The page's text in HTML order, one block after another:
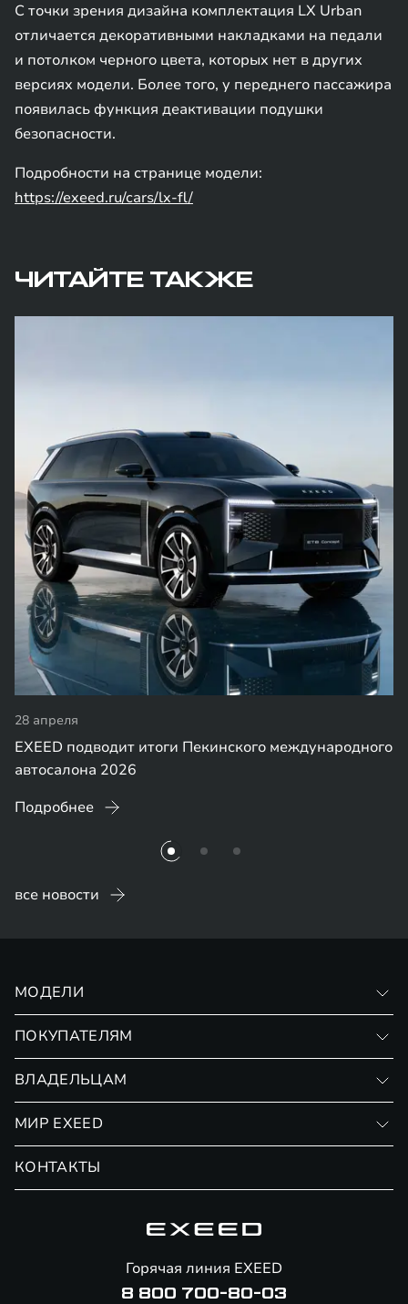
С точки зрения дизайна комплектация LX Urban
отличается декоративными накладками на педали
и потолком черного цвета, которых нет в других
версиях модели. Более того, у переднего пассажира
появилась функция деактивации подушки
безопасности.
Подробности на странице модели:
https://exeed.ru/cars/lx-fl/
ЧИТАЙТЕ ТАКЖЕ
28 апреля
EXEED подводит итоги Пекинского международного
автосалона 2026
Подробнее
все новости
МОДЕЛИ
ПОКУПАТЕЛЯМ
Страхование
ВЛАДЕЛЬЦАМ
Сервис
Помощь на дорогах
Специальные предложения
МИР EXEED
КОНТАКТЫ
Горячая линия EXEED
8 800 700-80-03